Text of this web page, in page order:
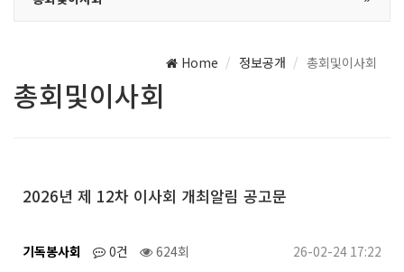
Home 정보공개 총회및이사회
총회및이사회
2026년 제 12차 이사회 개최알림 공고문
기독봉사회 0건 624회 26-02-24 17:22